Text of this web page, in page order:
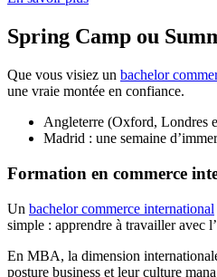
Spring Camp ou
Que vous visiez un bachelor
une vraie montée en confiance.
Angleterre (Oxford, Londres
Madrid : une semaine
Formation en commerce
Un bachelor commerce international
simple : apprendre à travailler
En MBA, la dimension
posture business et leur culture